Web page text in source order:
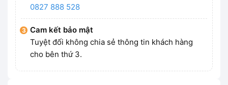
0827 888 528
Cam kết bảo mật
Tuyệt đối không chia sẻ thông tin khách hàng
cho bên thứ 3.